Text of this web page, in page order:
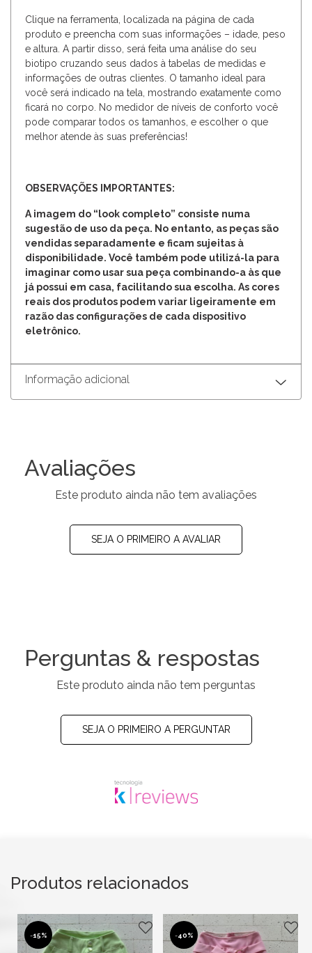
Clique na ferramenta, localizada na página de cada
produto e preencha com suas informações – idade, peso
e altura. A partir disso, será feita uma análise do seu
biotipo cruzando seus dados à tabelas de medidas e
informações de outras clientes. O tamanho ideal para
você será indicado na tela, mostrando exatamente como
ficará no corpo. No medidor de níveis de conforto você
pode comparar todos os tamanhos, e escolher o que
melhor atende às suas preferências!
OBSERVAÇÕES IMPORTANTES:
A imagem do “look completo” consiste numa
sugestão de uso da peça. No entanto, as peças são
vendidas separadamente e ficam sujeitas à
disponibilidade. Você também pode utilizá-la para
imaginar como usar sua peça combinando-a às que
já possui em casa, facilitando sua escolha. As cores
reais dos produtos podem variar ligeiramente em
razão das configurações de cada dispositivo
eletrônico.
Informação adicional
Avaliações
Este produto ainda não tem avaliações
SEJA O PRIMEIRO A AVALIAR
Perguntas & respostas
Este produto ainda não tem perguntas
SEJA O PRIMEIRO A PERGUNTAR
Produtos relacionados
-15% -40%